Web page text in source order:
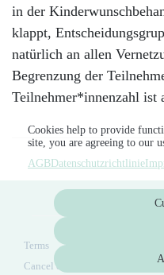
in der
klappt,
natürlich an allen
Begrenzung der
Teilnehmer*innenzahl ist
Terms
Cancel order
Cookies help to provide
site, you are agreeing to our
AGB Datenschutzrichtlinie